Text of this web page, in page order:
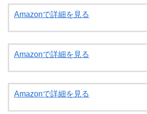
Amazonで詳細を見る
Amazonで詳細を見る
Amazonで詳細を見る